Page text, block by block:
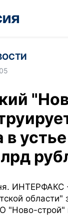
в
области"
"Ново-строй"